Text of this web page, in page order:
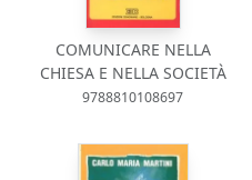
COMUNICARE NELLA
CHIESA E NELLA SOCIETÀ
9788810108697